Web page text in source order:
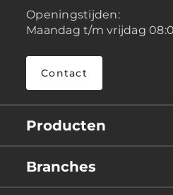
Openingstijden:
Maandag t/m vrijdag
Contact
Producten
Branches